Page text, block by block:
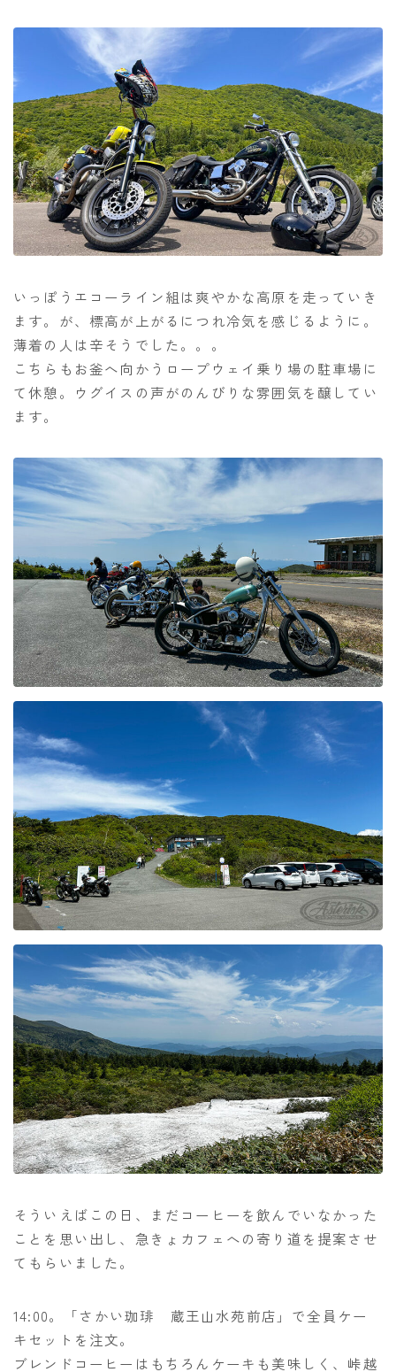
いっぽうエコーライン組は爽やかな高原を走っていき
ます。が、標高が上がるにつれ冷気を感じるように。
薄着の人は辛そうでした。。。
こちらもお釜へ向かうロープウェイ乗り場の駐車場に
て休憩。ウグイスの声がのんびりな雰囲気を醸してい
ます。
そういえばこの日、まだコーヒーを飲んでいなかった
ことを思い出し、急きょカフェへの寄り道を提案させ
てもらいました。
14:00。「さかい珈琲 蔵王山水苑前店」で全員ケー
キセットを注文。
ブレンドコーヒーはもちろんケーキも美味しく、峠越